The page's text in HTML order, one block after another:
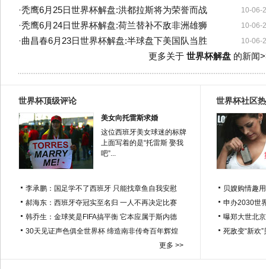
10-06-
·秃鹰6月25日世界杯解盘:洪都拉斯将为荣誉而战
10-06-
·秃鹰6月24日世界杯解盘:荷兰替补不敌非洲雄狮
10-06-
·曲昌春6月23日世界杯解盘:半球盘下美国队当胜
更多关于 世界杯解盘的新闻
世界杯顶级评论
美女向托雷斯求婚
这位西班牙美女球迷的标牌
上面写着的是“托雷斯 娶我
吧”...
李承鹏：国足学不了西班牙 只能找章鱼自我安慰
郝海东：西班牙夺冠实至名归 一人不再决定比赛
韩乔生：金球奖是FIFA搞平衡 它本应属于斯内德
30天见证声色俱全世界杯 缔造南非传奇百年辉煌
更多 >>
世界杯社区
贝嫂购情趣
申办2030世
曝郑大世北
死敌变“新欢